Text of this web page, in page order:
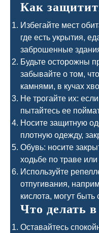
Как
Избегайте мест
где есть укрытия,
заброшенные
Будьте осторожны
забывайте о том,
камнями, в кучах
Не трогайте их:
пытайтесь ее
Носите защитную
плотную одежду,
Обувь: носите
ходьбе по траве или
Используйте
отпугивания,
кислота, могут
Что делать в
Оставайтесь